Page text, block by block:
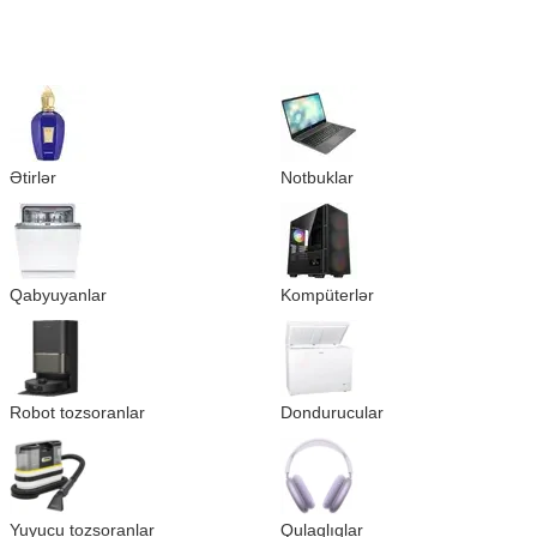
Ətirlər Notbuklar
Qabyuyanlar Kompüterlər
Robot tozsoranlar Dondurucular
Yuyucu tozsoranlar Qulaqlıqlar